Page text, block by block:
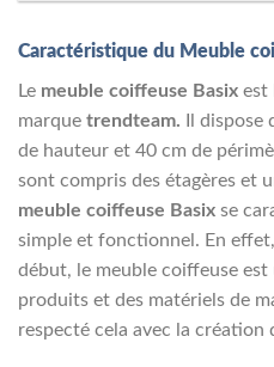
Caractéristique du Meuble
Le meuble coiffeuse Basix est
marque trendteam. Il dispose
de hauteur et 40 cm de
sont compris des étagères et
meuble coiffeuse Basix se
simple et fonctionnel. En
début, le meuble coiffeuse
produits et des matériels de
respecté cela avec la création